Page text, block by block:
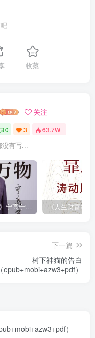
收藏
关注
0 3 63.7W+
没有写...
《三生万物》宁高宁（epub+mobi+azw3+pdf）
下一篇
树下神猫的告白
（epub+mobi+azw3+pdf）
）